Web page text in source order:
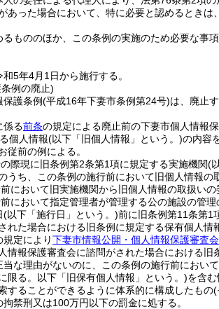
あった場合において、特に必要と認めるとき
るもののほか、この条例の実施のため必要な事
5年4月1日から施行する。
例の廃止)
護条例(平成16年下妻市条例第24号)は、廃止す
係る前条の規定による廃止前の下妻市個人情報
個人情報(以下「旧個人情報」という。)の内容
従前の例による。
際現に旧条例第2条第1項に規定する実施機関(
うち、この条例の施行前において旧個人情報の
において旧実施機関から旧個人情報の取扱い
において指定管理者が管理する公の施設の管
(以下「施行日」という。)前に旧条例第11条第1
れた場合における旧条例に規定する保有個人
定により下妻市情報公開・個人情報保護審査
情報保護審査会に諮問がされた場合における旧
当な理由がないのに、この条例の施行前におい
限る。以下「旧保有個人情報」という。)を含
することができるように体系的に構成したもの(
禁刑又は100万円以下の罰金に処する。